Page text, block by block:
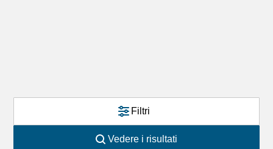
Filtri
Vedere i risultati